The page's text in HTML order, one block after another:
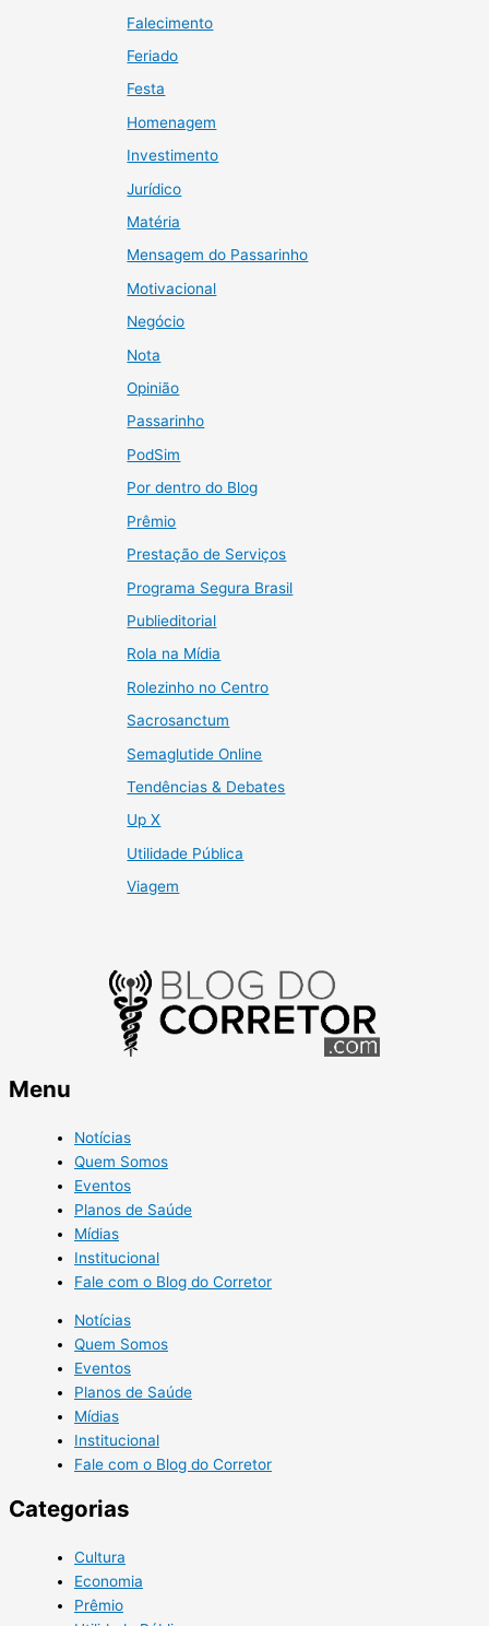
Falecimento
Feriado
Festa
Homenagem
Investimento
Jurídico
Matéria
Mensagem do Passarinho
Motivacional
Negócio
Nota
Opinião
Passarinho
PodSim
Por dentro do Blog
Prêmio
Prestação de Serviços
Programa Segura Brasil
Publieditorial
Rola na Mídia
Rolezinho no Centro
Sacrosanctum
Semaglutide Online
Tendências & Debates
Up X
Utilidade Pública
Viagem
Menu
Notícias
Quem Somos
Eventos
Planos de Saúde
Mídias
Institucional
Fale com o Blog do Corretor
Notícias
Quem Somos
Eventos
Planos de Saúde
Mídias
Institucional
Fale com o Blog do Corretor
Categorias
Cultura
Economia
Prêmio